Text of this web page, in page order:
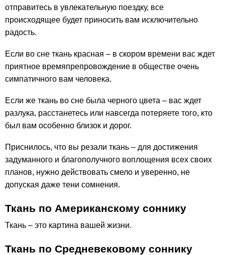
отправитесь в увлекательную поездку, все
происходящее будет приносить вам исключительно
радость.
Если во сне ткань красная – в скором времени вас ждет
приятное времяпрепровождение в обществе очень
симпатичного вам человека.
Если же ткань во сне была черного цвета – вас ждет
разлука, расстанетесь или навсегда потеряете того, кто
был вам особенно близок и дорог.
Приснилось, что вы резали ткань – для достижения
задуманного и благополучного воплощения всех своих
планов, нужно действовать смело и уверенно, не
допуская даже тени сомнения.
Ткань по Американскому соннику
Ткань – это картина вашей жизни.
Ткань по Средневековому соннику